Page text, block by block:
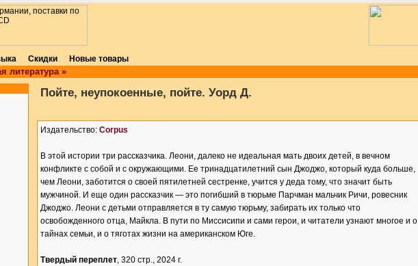
Скидки Новые товары
литература»
Пойте, неупокоенные, пойте. Уорд Д.
Издательство: Corpus
В этой истории три рассказчика. Леони, далеко не идеальная мать двоих детей, в вечном
конфликте с собой и с окружающими. Ее тринадцатилетний сын Джоджо, который куда больше,
чем Леони, заботится о своей пятилетней сестренке, учится у деда тому, что значит быть
мужчиной. И еще один рассказчик — это погибший в тюрьме Парчман мальчик Ричи, ровесник
Джоджо. Леони с детьми отправляется в ту самую тюрьму, забирать их только что
освобожденного отца, Майкла. В пути по Миссисипи и сами герои, и читатели узнают многое и о
тайнах семьи, и о тяготах жизни на американском Юге.
Твердый переплет, 320 стр., 2024 г.